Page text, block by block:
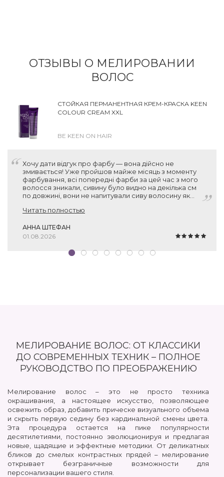
ОТЗЫВЫ О МЕЛИРОВАНИИ
ВОЛОС
СТОЙКАЯ ПЕРМАНЕНТНАЯ КРЕМ-КРАСКА KEEN
COLOUR CREAM XXL
BE KEEN ON HAIR
Хочу дати відгук про фарбу — вона дійсно не
змивається! Уже пройшов майже місяць з моменту
фарбування, всі попередні фарби за цей час з мого
волосся зникали, сивину було видно на декілька см
по довжині, вони не напитували сиву волосину як
пігменту місцями відросли, звісно, але вся інша
дякую вам за рекомендацію, фарба прекрасна!
Читать полностью
АННА ШТЕФАН
01.08.2026
МЕЛИРОВАНИЕ ВОЛОС: ОТ КЛАССИКИ
ДО СОВРЕМЕННЫХ ТЕХНИК – ПОЛНОЕ
РУКОВОДСТВО ПО ПРЕОБРАЖЕНИЮ
Мелирование волос – это не просто техника
окрашивания, а настоящее искусство, позволяющее
освежить образ, добавить прическе визуального объема
и скрыть первую седину без кардинальной смены цвета.
Эта процедура остается на пике популярности
десятилетиями, постоянно эволюционируя и предлагая
новые, щадящие и эффектные методики. От деликатных
бликов до смелых контрастных прядей – мелирование
открывает безграничные возможности для
персонализации вашего стиля.